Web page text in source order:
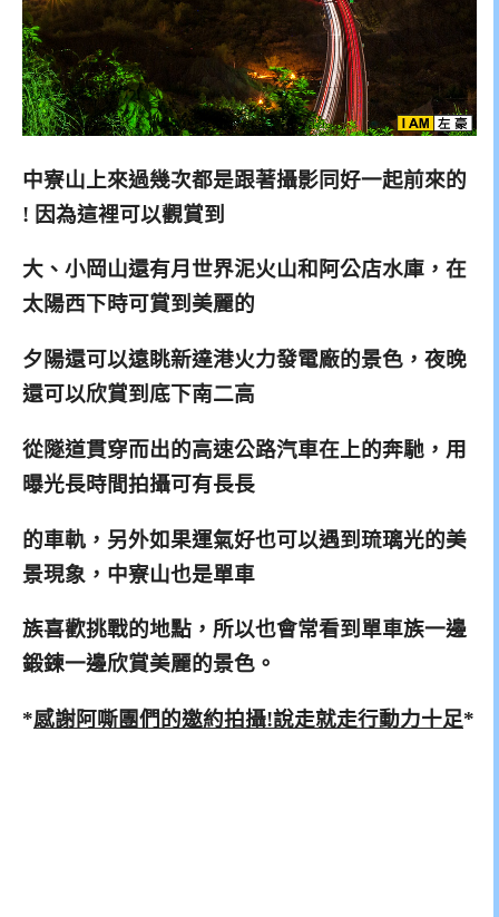
中寮山上來過幾次都是跟著攝影同好一起前來的
! 因為這裡可以觀賞到
大、小岡山還有月世界泥火山和阿公店水庫，在
太陽西下時可賞到美麗的
夕陽還可以遠眺新達港火力發電廠的景色，夜晚
還可以欣賞到底下南二高
從隧道貫穿而出的高速公路汽車在上的奔馳，用
曝光長時間拍攝可有長長
的車軌，另外如果運氣好也可以遇到琉璃光的美
景現象， 中寮山也是單車
族喜歡挑戰的地點，所以也會常看到單車族一邊
鍛鍊一邊欣賞美麗的景色。
*感謝阿嘶團們的邀約拍攝!說走就走行動力十足*